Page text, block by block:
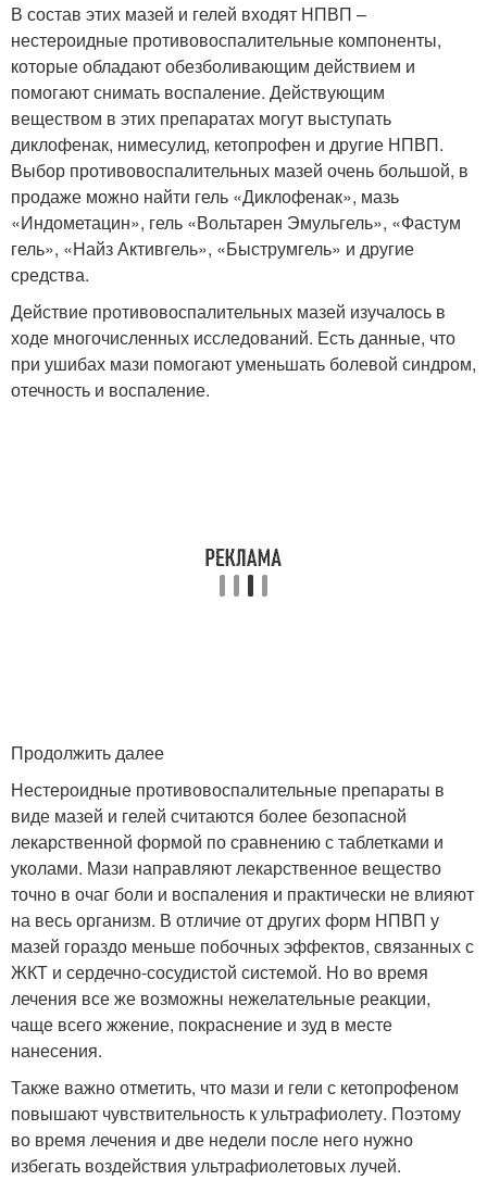
В состав этих мазей и гелей входят НПВП –
нестероидные противовоспалительные компоненты,
которые обладают обезболивающим действием и
помогают снимать воспаление. Действующим
веществом в этих препаратах могут выступать
диклофенак, нимесулид, кетопрофен и другие НПВП.
Выбор противовоспалительных мазей очень большой, в
продаже можно найти гель «Диклофенак», мазь
«Индометацин», гель «Вольтарен Эмульгель», «Фастум
гель», «Найз Активгель», «Быструмгель» и другие
средства.
Действие противовоспалительных мазей изучалось в
ходе многочисленных исследований. Есть данные, что
при ушибах мази помогают уменьшать болевой синдром,
отечность и воспаление.
Продолжить далее
Нестероидные противовоспалительные препараты в
виде мазей и гелей считаются более безопасной
лекарственной формой по сравнению с таблетками и
уколами. Мази направляют лекарственное вещество
точно в очаг боли и воспаления и практически не влияют
на весь организм. В отличие от других форм НПВП у
мазей гораздо меньше побочных эффектов, связанных с
ЖКТ и сердечно-сосудистой системой. Но во время
лечения все же возможны нежелательные реакции,
чаще всего жжение, покраснение и зуд в месте
нанесения.
Также важно отметить, что мази и гели с кетопрофеном
повышают чувствительность к ультрафиолету. Поэтому
во время лечения и две недели после него нужно
избегать воздействия ультрафиолетовых лучей.